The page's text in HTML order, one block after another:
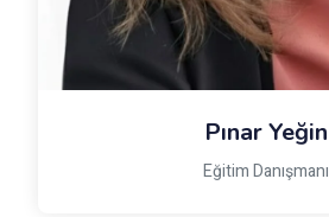
Pınar Yeğin
Eğitim Danışmanı